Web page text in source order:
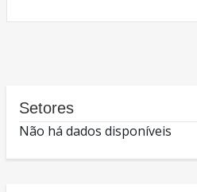
Setores
Não há dados disponíveis